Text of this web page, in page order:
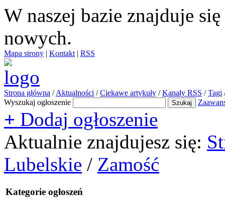
W naszej bazie znajduje się
nowych.
Mapa strony | Kontakt | RSS
Strona główna / Aktualności / Ciekawe artykuły / Kanały RSS / Tagi
Wyszukaj ogłoszenie
+ Dodaj ogłoszenie
Aktualnie znajdujesz się:
Lubelskie / Zamość
Kategorie ogłoszeń